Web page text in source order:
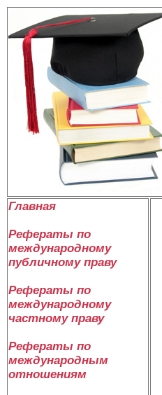
Главная
Рефераты по
международному
публичному праву
Рефераты по
международному
частному праву
Рефераты по
международным
отношениям